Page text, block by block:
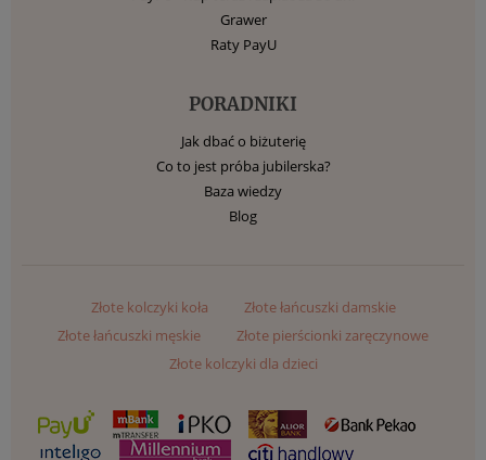
Grawer
Raty PayU
PORADNIKI
Jak dbać o biżuterię
Co to jest próba jubilerska?
Baza wiedzy
Blog
Złote kolczyki koła
Złote łańcuszki damskie
Złote łańcuszki męskie
Złote pierścionki zaręczynowe
Złote kolczyki dla dzieci